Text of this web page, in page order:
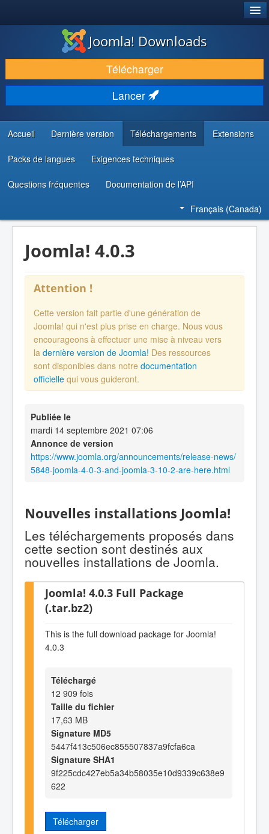
TÉLÉCHARGER & ENRICHIR
DÉCOUVRIR & APPRENDRE
COMMUNAUTÉ & SUPPORT
RESSOURCES DÉVELOPPEURS
Joomla! Downloads
Télécharger
Lancer
Accueil Dernière version Téléchargements Extensions
Packs de langues Exigences techniques
Questions fréquentes Documentation de l’API
Français (Canada)
Joomla! 4.0.3
Attention !
Cette version fait partie d'une génération de
Joomla! qui n'est plus prise en charge. Nous vous
encourageons à effectuer une mise à niveau vers
la dernière version de Joomla! Des ressources
sont disponibles dans notre documentation
officielle qui vous guideront.
Publiée le
mardi 14 septembre 2021 07:06
Annonce de version
https://www.joomla.org/announcements/release-news/
5848-joomla-4-0-3-and-joomla-3-10-2-are-here.html
Nouvelles installations Joomla!
Les téléchargements proposés dans
cette section sont destinés aux
nouvelles installations de Joomla.
Joomla! 4.0.3 Full Package
(.tar.bz2)
This is the full download package for Joomla!
4.0.3
Téléchargé
12 909 fois
Taille du fichier
17,63 MB
Signature MD5
5447f413c506ec855507837a9fcfa6ca
Signature SHA1
9f225cdc427eb5a34b58035e10d9339c638e9
622
Télécharger